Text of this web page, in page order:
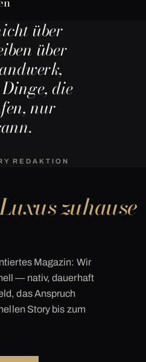
über
über
die
nur
REDAKTION
zuhause
Magazin: Wir
— nativ, dauerhaft
das Anspruch
Story bis zum